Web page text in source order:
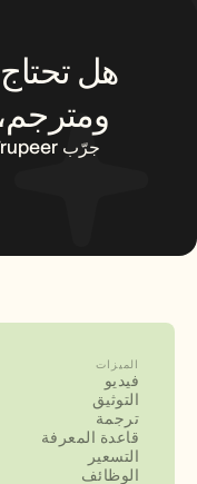
جرّب Trupeer مجانًا
الميزات
فيديو
التوثيق
ترجمة
قاعدة المعرفة
التسعير
الوظائف